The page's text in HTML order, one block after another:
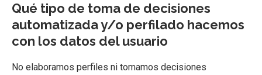
Qué tipo de toma de decisiones
automatizada y/o perfilado hacemos
con los datos del usuario
No elaboramos perfiles ni tomamos decisiones